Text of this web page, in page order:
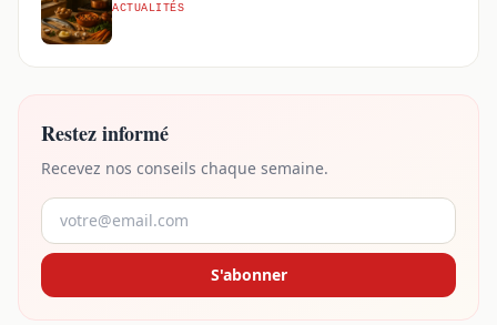
ACTUALITÉS
Restez informé
Recevez nos conseils chaque semaine.
S'abonner